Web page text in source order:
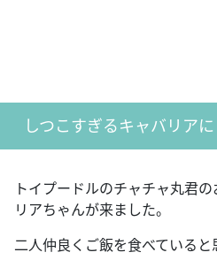
しつこすぎるキャバリア
トイプードルのチャチャ丸君
リアちゃんが来ました。
二人仲良くご飯を食べていると